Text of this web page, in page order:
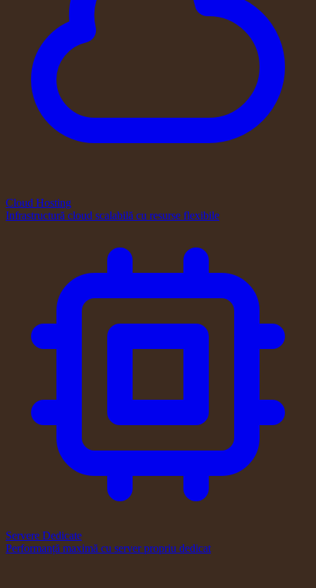
Cloud Hosting
Infrastructură cloud scalabilă cu resurse flexibile
Servere Dedicate
Performanță maximă cu server propriu dedicat